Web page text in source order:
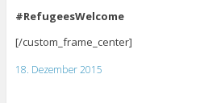
#RefugeesWelcome
[/custom_frame_center]
18. Dezember 2015